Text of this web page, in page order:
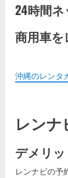
24時間
商用車
沖縄のレンタ
レンナ
デメリ
レンナビの予